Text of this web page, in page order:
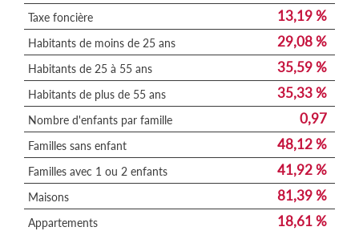
Taxe foncière 13,19 %
Habitants de moins de 25 ans 29,08 %
Habitants de 25 à 55 ans 35,59 %
Habitants de plus de 55 ans 35,33 %
Nombre d'enfants par famille 0,97
Familles sans enfant 48,12 %
Familles avec 1 ou 2 enfants 41,92 %
Maisons 81,39 %
Appartements 18,61 %